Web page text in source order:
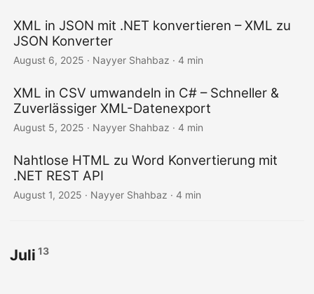
XML in JSON mit .NET konvertieren – XML zu
JSON Konverter
August 6, 2025 · Nayyer Shahbaz · 4 min
XML in CSV umwandeln in C# – Schneller &
Zuverlässiger XML-Datenexport
August 5, 2025 · Nayyer Shahbaz · 4 min
Nahtlose HTML zu Word Konvertierung mit
.NET REST API
August 1, 2025 · Nayyer Shahbaz · 4 min
Juli 13